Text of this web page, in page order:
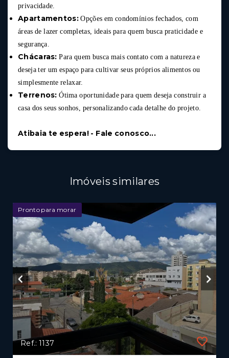
privacidade.
Apartamentos:Opções em condomínios fechados, com
áreas de lazer completas, ideais para quem busca praticidade e
segurança.
Chácaras: Para quem busca mais contato com a natureza e
deseja ter um espaço para cultivar seus próprios alimentos ou
simplesmente relaxar.
Terrenos: Ótima oportunidade para quem deseja construir a
casa dos seus sonhos, personalizando cada detalhe do projeto.
Atibaia te espera! - Fale conosco...
Imóveis similares
Pronto para morar
Ref.: 1137